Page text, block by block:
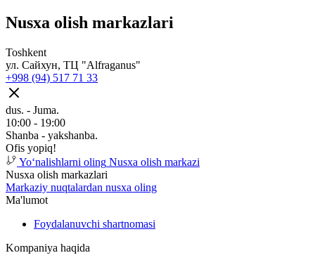
Nusxa olish markazlari
Toshkent
ул. Сайхун, ТЦ "Alfraganus"
+998 (94) 517 71 33
dus. - Juma.
10:00 - 19:00
Shanba - yakshanba.
Ofis yopiq!
Yoʻnalishlarni oling Nusxa olish markazi
Nusxa olish markazlari
Markaziy nuqtalardan nusxa oling
Ma'lumot
Foydalanuvchi shartnomasi
Kompaniya haqida